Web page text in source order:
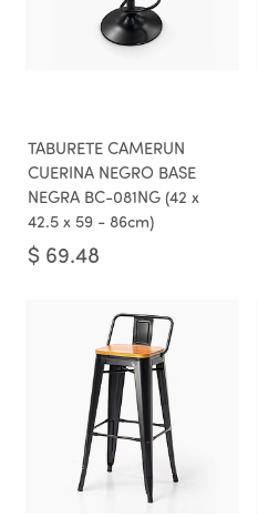
TABURETE CAMERUN
CUERINA NEGRO BASE
NEGRA BC-081NG (42 x
42.5 x 59 - 86cm)
$ 69.48